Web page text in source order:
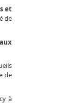
et
de
de
à